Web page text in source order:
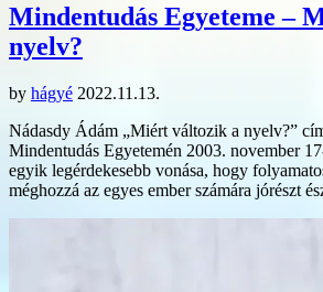
Mindentudás Egyeteme –
nyelv?
by hágyé 2022.11.13.
Nádasdy Ádám „Miért változik a nyelv?”
Mindentudás Egyetemén 2003. november
egyik legérdekesebb vonása, hogy
méghozzá az egyes ember számára jórészt